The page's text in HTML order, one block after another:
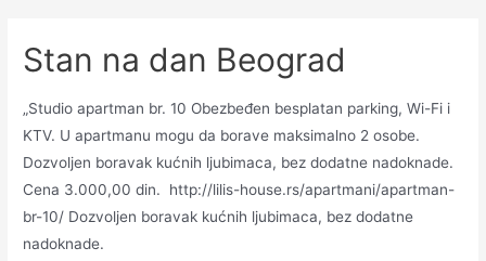
Stan na dan Beograd
„Studio apartman br. 10 Obezbeđen besplatan parking, Wi-Fi i
KTV. U apartmanu mogu da borave maksimalno 2 osobe.
Dozvoljen boravak kućnih ljubimaca, bez dodatne nadoknade.
Cena 3.000,00 din. http://lilis-house.rs/apartmani/apartman-
br-10/ Dozvoljen boravak kućnih ljubimaca, bez dodatne
nadoknade.